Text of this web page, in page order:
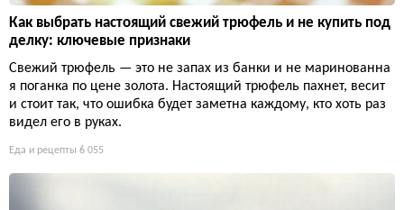
Как выбрать настоящий свежий трюфель и не купить под
делку: ключевые признаки
Свежий трюфель — это не запах из банки и не маринованна
я поганка по цене золота. Настоящий трюфель пахнет, весит
и стоит так, что ошибка будет заметна каждому, кто хоть раз
видел его в руках.
Еда и рецепты 6 055